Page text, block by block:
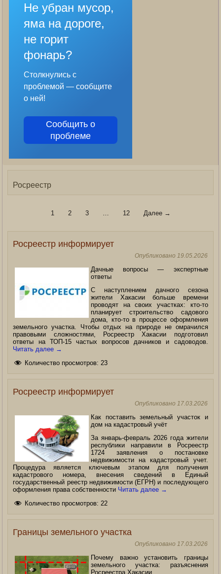
Не убран мусор,
яма на дороге,
не горит
фонарь?
Столкнулись с
проблемой — сообщите
о ней!
Сообщить о
проблеме
Росреестр
1 2 3 … 12 Далее →
Росреестр информирует
Опубликовано 19.05.2026
Дачные вопросы — экспертные
ответы
С наступлением дачного сезона
жители Хакасии больше времени
проводят на своих участках: кто-то
планирует строительство садового
дома, кто-то в процессе оформления
земельного участка. Чтобы отдых на природе не омрачился
правовыми сложностями, Росреестр Хакасии подготовил
ответы на ТОП-15 частых вопросов дачников и садоводов.
Читать далее →
Количество просмотров: 23
Росреестр информирует
Опубликовано 17.03.2026
Как поставить земельный участок и
дом на кадастровый учёт
За январь-февраль 2026 года жители
республики направили в Росреестр
1724 заявления о постановке
недвижимости на кадастровый учет.
Процедура является ключевым этапом для получения
кадастрового номера, внесения сведений в Единый
государственный реестр недвижимости (ЕГРН) и последующего
оформления права собственности Читать далее →
Количество просмотров: 22
Границы земельного участка
Опубликовано 17.03.2026
Почему важно установить границы
земельного участка: разъяснения
Росреестра Хакасии